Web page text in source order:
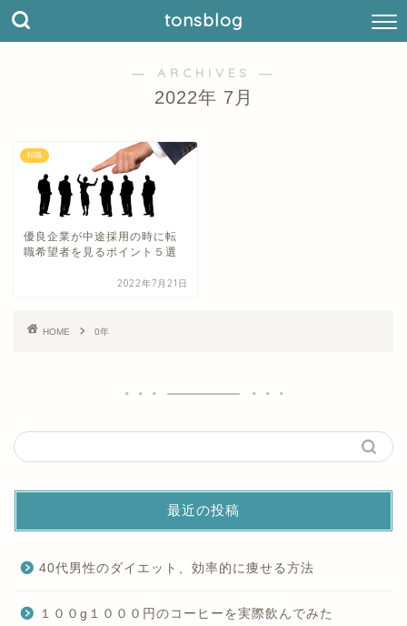
tonsblog
― ARCHIVES ―
2022年 7月
転職
優良企業が中途採用の時に転
職希望者を見るポイント５選
2022年7月21日
HOME 0年
最近の投稿
40代男性のダイエット、効率的に痩せる方法
１００g１０００円のコーヒーを実際飲んでみた